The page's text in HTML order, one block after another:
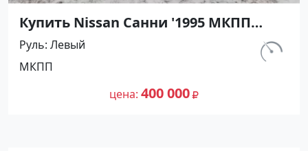
Купить Nissan Санни '1995 МКПП
(1400/90 л.с.) Бензин карбюратор
Абинск цвет Серебристый Седан по
цене 400000 рублей, объявление
№27476 на сайте Авторынок23
км.
Руль Левый
МКПП
цена 400 000